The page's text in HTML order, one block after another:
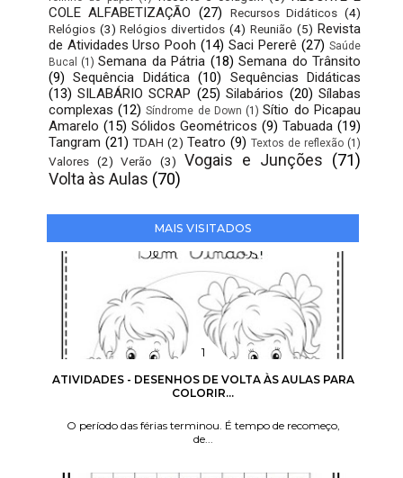
COLE ALFABETIZAÇÃO (27) Recursos Didáticos (4)
Relógios (3) Relógios divertidos (4) Reunião (5) Revista
de Atividades Urso Pooh (14) Saci Pererê (27) Saúde
Bucal
(1) Semana da Pátria (18) Semana do Trânsito
(9) Sequência Didática (10)
Sequências Didáticas
(13) SILABÁRIO SCRAP (25) Silabários (20) Sílabas
complexas (12) Síndrome de Down (1) Sítio do Picapau
Amarelo (15) Sólidos Geométricos (9) Tabuada (19)
Tangram (21) TDAH (2) Teatro (9) Textos de reflexão (1)
Valores (2) Verão (3) Vogais e Junções (71)
Volta às Aulas (70)
MAIS VISITADOS
ATIVIDADES - DESENHOS DE VOLTA ÀS AULAS PARA
COLORIR...
O período das férias terminou. É tempo de recomeço,
de...